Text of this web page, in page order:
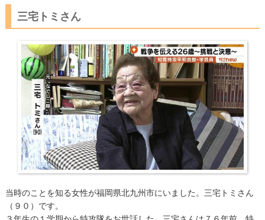
三宅トミさん
当時のことを知る女性が福岡県北九州市にいました。三宅トミさん
（９０）です。